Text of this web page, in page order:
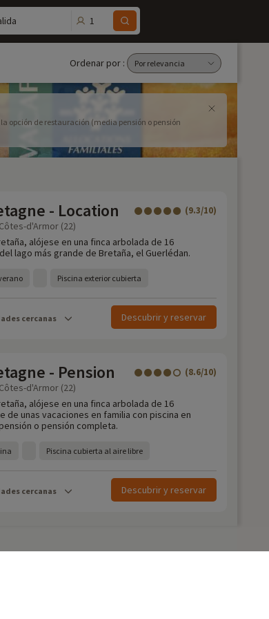
1
Ordenar por :
opción de restauración (media pensión o pensión
- Location (9.3/10)
d'Armor (22)
alójese en una finca arbolada de 16
lago más grande de Bretaña, el Guerlédan.
Piscina exterior cubierta
cercanas Descubrir y reservar
- Pension (8.6/10)
d'Armor (22)
alójese en una finca arbolada de 16
de unas vacaciones en familia con piscina en
o pensión completa.
Piscina cubierta al aire libre
cercanas Descubrir y reservar